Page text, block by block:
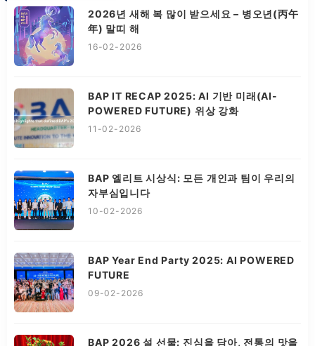
2026년 새해 복 많이 받으세요 – 병오년(丙午
年) 말띠 해
16-02-2026
BAP IT RECAP 2025: AI 기반 미래(AI-
POWERED FUTURE) 위상 강화
11-02-2026
BAP 엘리트 시상식: 모든 개인과 팀이 우리의
자부심입니다
10-02-2026
BAP Year End Party 2025: AI POWERED
FUTURE
09-02-2026
BAP 2026 설 선물: 진심을 담아, 전통의 맛을